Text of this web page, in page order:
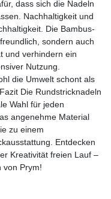
dass sich die Nadeln
Nachhaltigkeit und
Die Bambus-
sondern auch
und verhindern ein
Nutzung.
die Umwelt schont als
Die Rundstricknadeln
Wahl für jeden
angenehme Material
zu einem
Entdecken
Kreativität freien Lauf –
von Prym!